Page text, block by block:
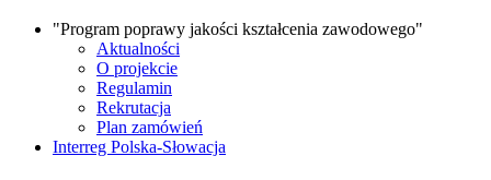
"Program poprawy jakości kształcenia zawodowego"
Aktualności
O projekcie
Regulamin
Rekrutacja
Plan zamówień
Interreg Polska-Słowacja